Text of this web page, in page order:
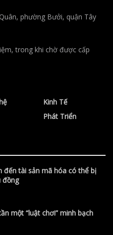
phường Bưởi, quận Tây
trong khi chờ được cấp
Kinh Tế
Phát Triển
đến tài sản mã hóa có thể bị
đồng
một “luật chơi” minh bạch